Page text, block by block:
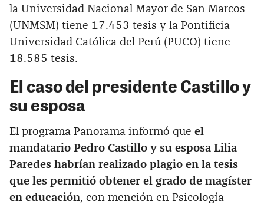
la Universidad Nacional Mayor de San Marcos
(UNMSM) tiene 17.453 tesis y la Pontificia
Universidad Católica del Perú (PUCO) tiene
18.585 tesis.
El caso del presidente Castillo y
su esposa
El programa Panorama informó que el
mandatario Pedro Castillo y su esposa Lilia
Paredes habrían realizado plagio en la tesis
que les permitió obtener el grado de magíster
en educación, con mención en Psicología